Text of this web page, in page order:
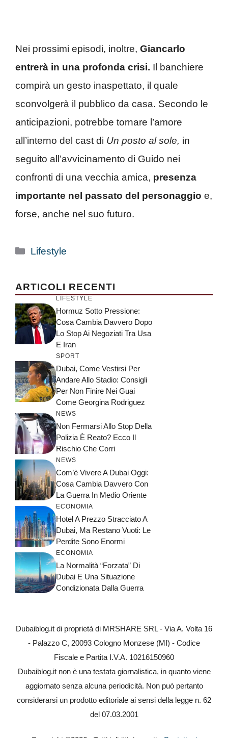
Nei prossimi episodi, inoltre, Giancarlo
entrerà in una profonda crisi. Il banchiere
compirà un gesto inaspettato, il quale
sconvolgerà il pubblico da casa. Secondo le
anticipazioni, potrebbe tornare l’amore
all’interno del cast di Un posto al sole, in
seguito all’avvicinamento di Guido nei
confronti di una vecchia amica, presenza
importante nel passato del personaggio e,
forse, anche nel suo futuro.
Categorie
Lifestyle
ARTICOLI RECENTI
LIFESTYLE
Hormuz Sotto Pressione:
Cosa Cambia Davvero Dopo
Lo Stop Ai Negoziati Tra Usa
E Iran
SPORT
Dubai, Come Vestirsi Per
Andare Allo Stadio: Consigli
Per Non Finire Nei Guai
Come Georgina Rodriguez
NEWS
Non Fermarsi Allo Stop Della
Polizia È Reato? Ecco Il
Rischio Che Corri
NEWS
Com’è Vivere A Dubai Oggi:
Cosa Cambia Davvero Con
La Guerra In Medio Oriente
ECONOMIA
Hotel A Prezzo Stracciato A
Dubai, Ma Restano Vuoti: Le
Perdite Sono Enormi
ECONOMIA
La Normalità “forzata” Di
Dubai E Una Situazione
Condizionata Dalla Guerra
Dubaiblog.it di proprietà di MRSHARE SRL - Via A. Volta 16
- Palazzo C, 20093 Cologno Monzese (MI) - Codice
Fiscale e Partita I.V.A. 10216150960
Dubaiblog.it non è una testata giornalistica, in quanto viene
aggiornato senza alcuna periodicità. Non può pertanto
considerarsi un prodotto editoriale ai sensi della legge n. 62
del 07.03.2001